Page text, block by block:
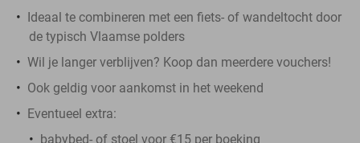
Ideaal te combineren met een fiets- of wandeltocht door
de typisch Vlaamse polders
Wil je langer verblijven? Koop dan meerdere vouchers!
Ook geldig voor aankomst in het weekend
Eventueel extra:
babybed- of stoel voor €15 per boeking